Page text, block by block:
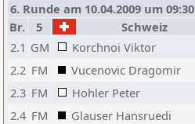
6. Runde am 10.04.2009 um 09:30
Br.
5 Schweiz
2.1 GM Korchnoi Viktor
2.2 FM Vucenovic Dragomir
2.3 FM Hohler Peter
2.4 FM Glauser Hansruedi